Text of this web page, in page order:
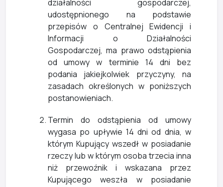
działalności gospodarczej,
udostępnionego na podstawie
przepisów o Centralnej Ewidencji i
Informacji o Działalności
Gospodarczej, ma prawo odstąpienia
od umowy w terminie 14 dni bez
podania jakiejkolwiek przyczyny, na
zasadach określonych w poniższych
postanowieniach.
Termin do odstąpienia od umowy
wygasa po upływie 14 dni od dnia, w
którym Kupujący wszedł w posiadanie
rzeczy lub w którym osoba trzecia inna
niż przewoźnik i wskazana przez
Kupującego weszła w posiadanie